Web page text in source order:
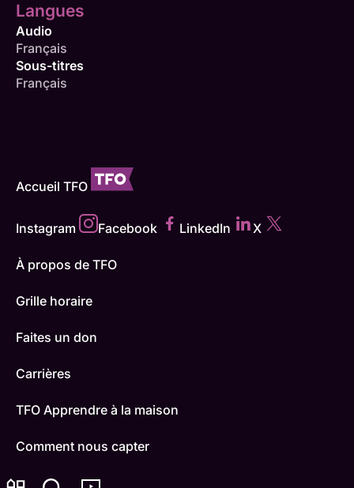
Langues
Audio
Français
Sous-titres
Français
Accueil TFO
Instagram Facebook LinkedIn X
À propos de TFO
Grille horaire
Faites un don
Carrières
TFO Apprendre à la maison
Comment nous capter
Contactez-nous